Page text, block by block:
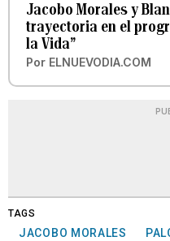
Jacobo Morales y
trayectoria en el
la Vida”
Por ELNUEVODIA.COM
TAGS
JACOBO MORALES